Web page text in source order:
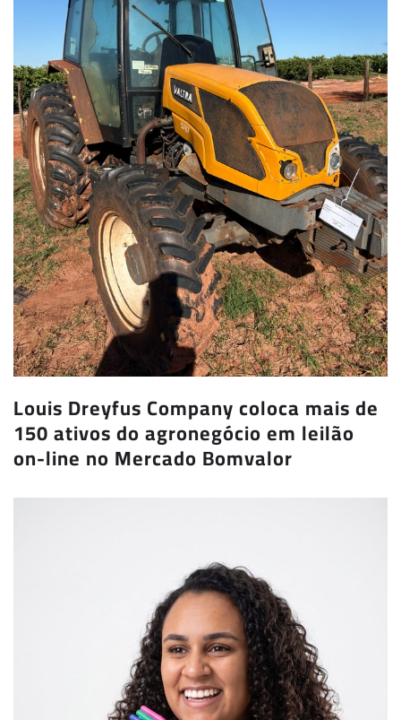
Louis Dreyfus Company coloca mais de
150 ativos do agronegócio em leilão
on-line no Mercado Bomvalor